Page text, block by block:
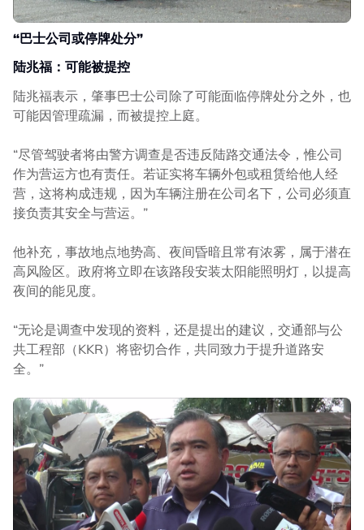
“巴士公司或停牌处分”
陆兆福：可能被提控
陆兆福表示，肇事巴士公司除了可能面临停牌处分之外，也
可能因管理疏漏，而被提控上庭。
“尽管驾驶者将由警方调查是否违反陆路交通法令，惟公司
作为营运方也有责任。若证实将车辆外包或租赁给他人经
营，这将构成违规，因为车辆注册在公司名下，公司必须直
接负责其安全与营运。”
他补充，事故地点地势高、夜间昏暗且常有浓雾，属于潜在
高风险区。政府将立即在该路段安装太阳能照明灯，以提高
夜间的能见度。
“无论是调查中发现的资料，还是提出的建议，交通部与公
共工程部（KKR）将密切合作，共同致力于提升道路安
全。”